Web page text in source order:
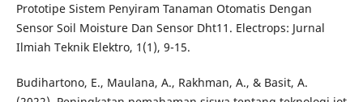
Prototipe Sistem Penyiram Tanaman Otomatis Dengan
Sensor Soil Moisture Dan Sensor Dht11. Electrops: Jurnal
Ilmiah Teknik Elektro, 1(1), 9-15.
Budihartono, E., Maulana, A., Rakhman, A., & Basit, A.